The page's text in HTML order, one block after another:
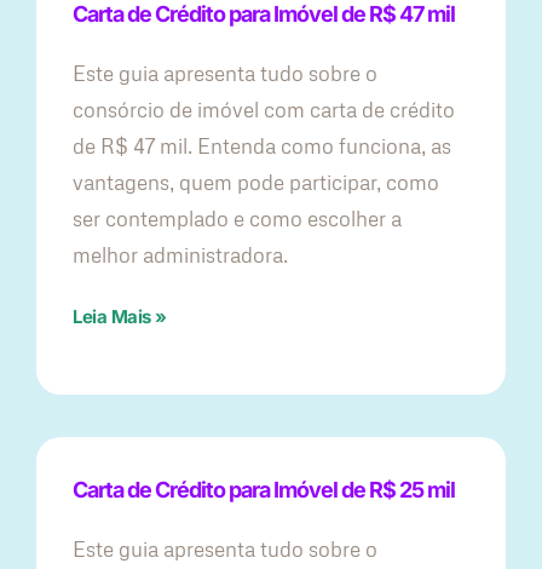
Carta de Crédito para Imóvel de R$ 47 mil
Este guia apresenta tudo sobre o
consórcio de imóvel com carta de crédito
de R$ 47 mil. Entenda como funciona, as
vantagens, quem pode participar, como
ser contemplado e como escolher a
melhor administradora.
Leia Mais »
Carta de Crédito para Imóvel de R$ 25 mil
Este guia apresenta tudo sobre o